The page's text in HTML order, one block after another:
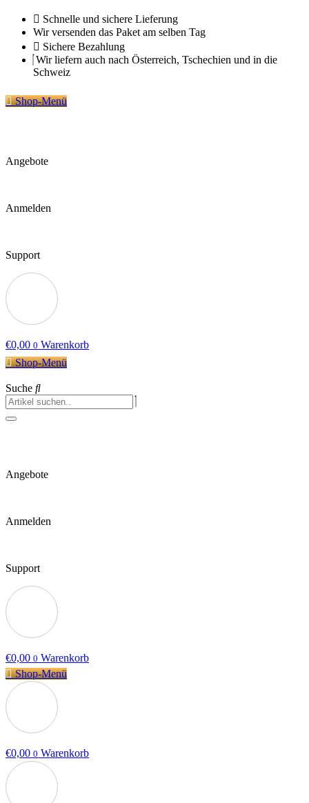
Zum
Inhalt
springen
Schnelle und sichere Lieferung
Wir versenden das Paket am selben Tag
Sichere Bezahlung
Wir liefern auch nach Österreich, Tschechien und in die
Schweiz
Shop-Menü
Angebote
Anmelden
Support
€0,00 0 Warenkorb
Shop-Menü
Suche
Angebote
Anmelden
Support
€0,00 0 Warenkorb
Shop-Menü
€0,00 0 Warenkorb